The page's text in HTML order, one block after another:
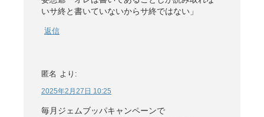
いサ終と書いていないからサ終ではない」
返信
匿名 より:
2025年2月27日 10:25
毎月ジェムブッパキャンペーンで